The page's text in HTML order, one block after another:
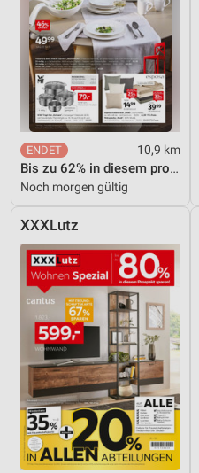
10,9 km
Bis zu 62% in diesem prospekt
Noch morgen gültig
XXXLutz